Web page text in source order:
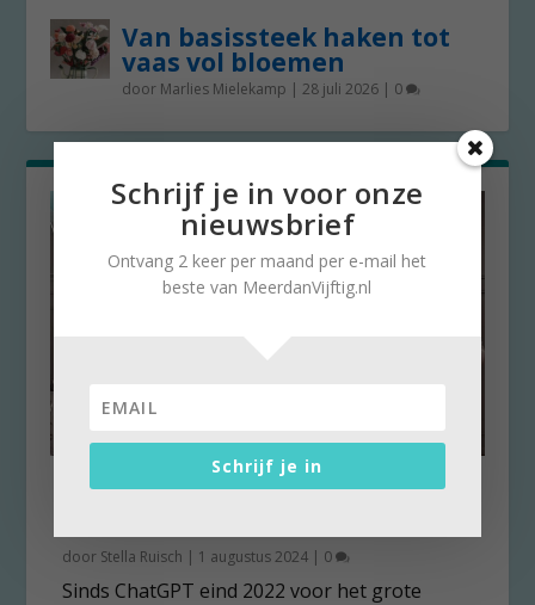
Van basissteek haken tot
vaas vol bloemen
door Marlies Mielekamp |28 juli 2026 | 0
AI een bedreiging? Het maakt
door Stella Ruisch | 1 augustus 2024 | 0
Sinds ChatGPT eind 2022 voor het grote
Schrijf je in voor onze
nieuwsbrief
Ontvang 2 keer per maand per e-mail het
beste van MeerdanVijftig.nl
Schrijf je in